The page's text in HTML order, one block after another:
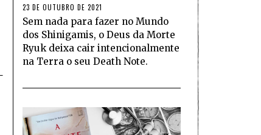
23 DE OUTUBRO DE 2021
Sem nada para fazer no Mundo
dos Shinigamis, o Deus da Morte
Ryuk deixa cair intencionalmente
na Terra o seu Death Note.